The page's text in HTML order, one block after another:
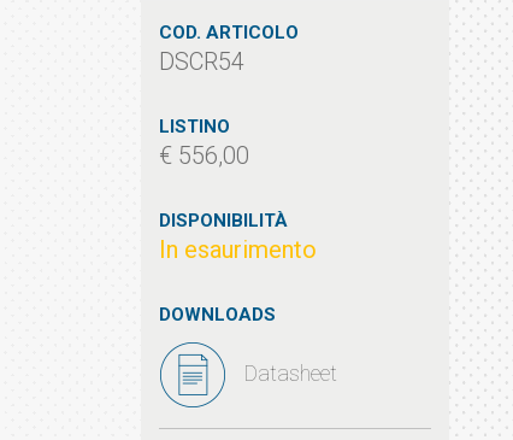
COD. ARTICOLO
DSCR54
LISTINO
€ 556,00
DISPONIBILITÀ
In esaurimento
DOWNLOADS
Datasheet